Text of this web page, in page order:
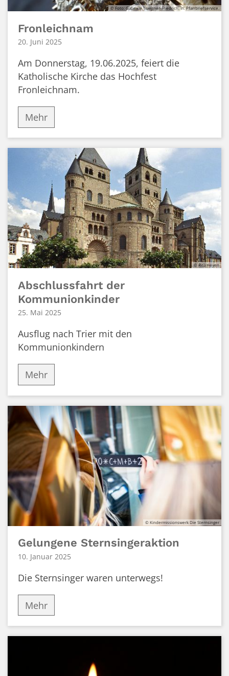
© Foto: Gabriele Traegner-Friedrich. In: Pfarrbriefservice.
Fronleichnam
20. Juni 2025
Am Donnerstag, 19.06.2025, feiert die
Katholische Kirche das Hochfest
Fronleichnam.
Mehr
© Rita Heyen
Abschlussfahrt der
Kommunionkinder
25. Mai 2025
Ausflug nach Trier mit den
Kommunionkindern
Mehr
© Kindermissionswerk Die Sternsinger
Gelungene Sternsingeraktion
10. Januar 2025
Die Sternsinger waren unterwegs!
Mehr